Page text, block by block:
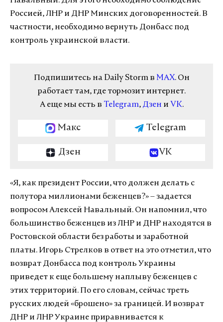
Россией, ЛНР и ДНР Минских договоренностей. В
частности, необходимо вернуть Донбасс под
контроль украинской власти.
Подпишитесь на Daily Storm в MAX. Он
работает там, где тормозит интернет.
А еще мы есть в Telegram, Дзен и VK.
Макс Telegram
Дзен VK
«Я, как президент России, что должен делать с
полутора миллионами беженцев?» – задается
вопросом Алексей Навальный. Он напомнил, что
большинство беженцев из ЛНР и ДНР находятся в
Ростовской области без работы и заработной
платы. Игорь Стрелков в ответ на это отметил, что
возврат Донбасса под контроль Украины
приведет к еще большему наплыву беженцев с
этих территорий. По его словам, сейчас треть
русских людей «брошено» за границей. И возврат
ДНР и ЛНР Украине приравнивается к